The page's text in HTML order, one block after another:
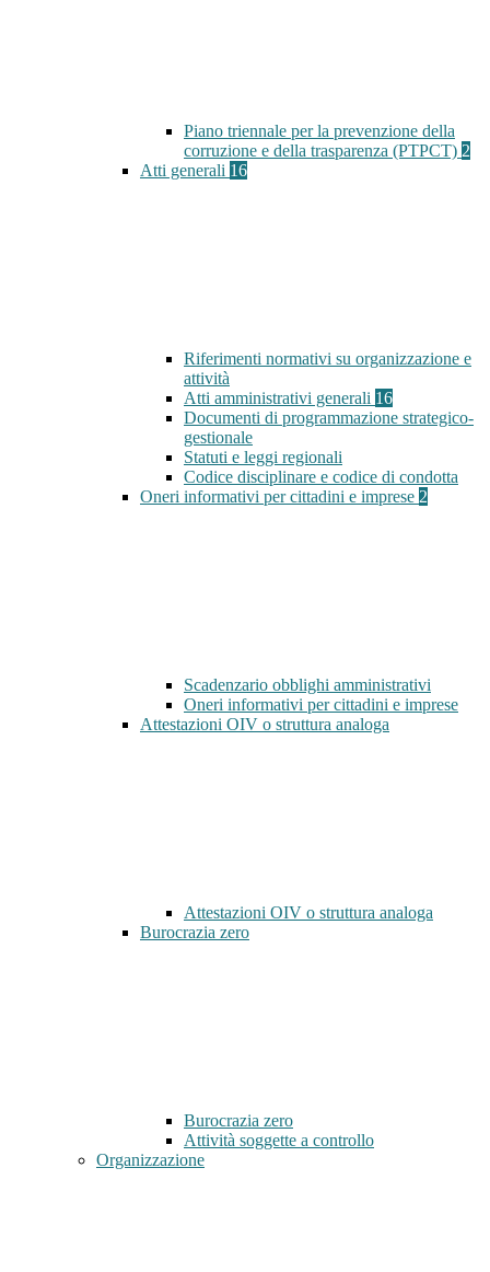
Piano triennale per la prevenzione della
corruzione e della trasparenza (PTPCT) 2
Atti generali 16
Riferimenti normativi su organizzazione e
attività
Atti amministrativi generali 16
Documenti di programmazione strategico-
gestionale
Statuti e leggi regionali
Codice disciplinare e codice di condotta
Oneri informativi per cittadini e imprese 2
Scadenzario obblighi amministrativi
Oneri informativi per cittadini e imprese
Attestazioni OIV o struttura analoga
Attestazioni OIV o struttura analoga
Burocrazia zero
Burocrazia zero
Attività soggette a controllo
Organizzazione